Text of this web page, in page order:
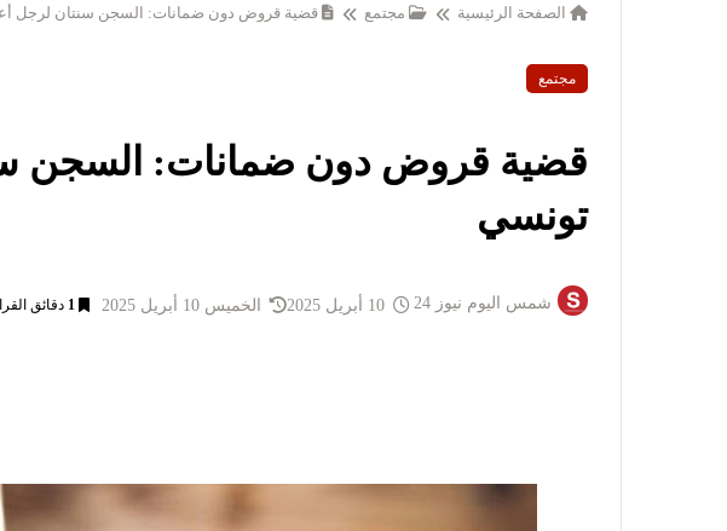
الصفحة الرئيسية مجتمع قضية قروض دون ضمانات: السجن سنتان لرجل
مجتمع
قضية قروض دون ضمانات: السجن
تونسي
شمس اليوم نيوز 24 الخميس 10 أبريل 2025 1 دقائق